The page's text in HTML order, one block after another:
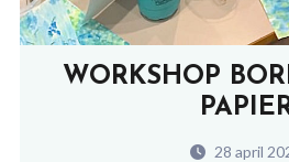
WORKSHOP
28 april